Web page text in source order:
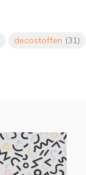
decostoffen (31)